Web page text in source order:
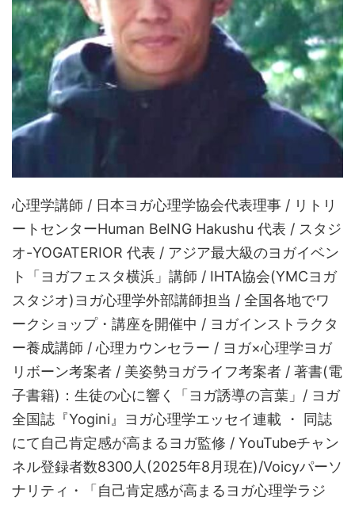
心理学講師 / 日本ヨガ心理学協会代表理事 / リトリ
ートセンターHuman BeING Hakushu 代表 / スタジ
オ-YOGATERIOR 代表 / アジア最大級のヨガイベン
ト「ヨガフェスタ横浜」講師 / IHTA協会(YMCヨガ
スタジオ)ヨガ心理学外部講師担当 / 全国各地でワ
ークショップ・講座を開催中 / ヨガインストラクタ
ー養成講師 / 心理カウンセラー / ヨガ×心理学ヨガ
リボーン考案者 / 美姿勢ヨガライフ考案者 / 著書(電
子書籍)：生徒の心に響く「ヨガ誘導の言葉」/ ヨガ
全国誌『Yogini』ヨガ心理学エッセイ連載 ・ 同誌
にて自己肯定感が高まるヨガ監修 / YouTubeチャン
ネル登録者数8300人(2025年8月現在)/Voicyパーソ
ナリティ・「自己肯定感が高まるヨガ心理学ラジ